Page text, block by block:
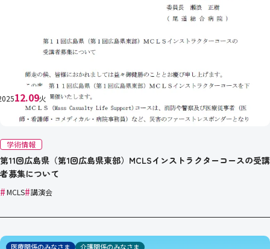
12.09火
学術情報
第11回広島県（第1回広島県東部）MCLSインストラクターコースの受講
者募集について
#MCLS#講演会
医療関係のみなさま 介護関係のみなさま